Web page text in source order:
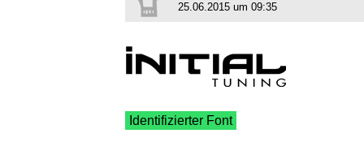
25.06.2015 um 09:35
Identifizierter Font